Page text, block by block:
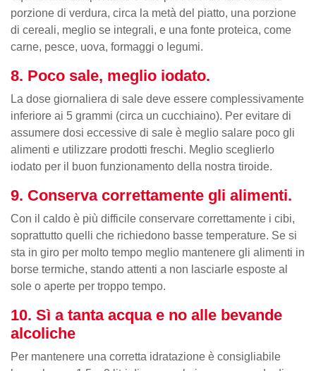
porzione di verdura, circa la metà del piatto, una porzione
di cereali, meglio se integrali, e una fonte proteica, come
carne, pesce, uova, formaggi o legumi.
8. Poco sale, meglio iodato.
La dose giornaliera di sale deve essere complessivamente
inferiore ai 5 grammi (circa un cucchiaino). Per evitare di
assumere dosi eccessive di sale è meglio salare poco gli
alimenti e utilizzare prodotti freschi. Meglio sceglierlo
iodato per il buon funzionamento della nostra tiroide.
9. Conserva correttamente gli alimenti.
Con il caldo è più difficile conservare correttamente i cibi,
soprattutto quelli che richiedono basse temperature. Se si
sta in giro per molto tempo meglio mantenere gli alimenti in
borse termiche, stando attenti a non lasciarle esposte al
sole o aperte per troppo tempo.
10. Sì a tanta acqua e no alle bevande
alcoliche
Per mantenere una corretta idratazione è consigliabile